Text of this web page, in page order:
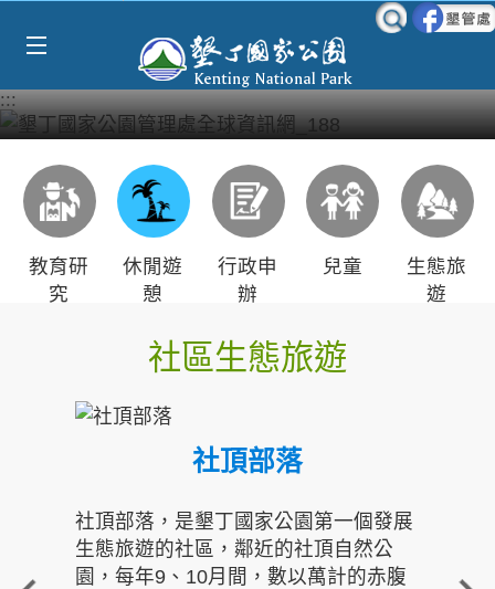
:::
教育研
究
休閒遊
憩
行政申
辦
兒童
生態旅
遊
社區生態旅遊
社頂部落
社頂部落，是墾丁國家公園第一個發展
生態旅遊的社區，鄰近的社頂自然公
園，每年9、10月間，數以萬計的赤腹
重